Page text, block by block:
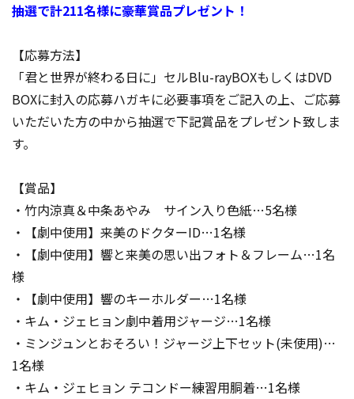
抽選で計211名様に豪華賞品プレゼント！
【応募方法】
「君と世界が終わる日に」セルBlu-rayBOXもしくはDVD
BOXに封入の応募ハガキに必要事項をご記入の上、ご応募
いただいた方の中から抽選で下記賞品をプレゼント致しま
す。
【賞品】
・竹内涼真＆中条あやみ サイン入り色紙…5名様
・【劇中使用】来美のドクターID…1名様
・【劇中使用】響と来美の思い出フォト＆フレーム…1名
様
・【劇中使用】響のキーホルダー…1名様
・キム・ジェヒョン劇中着用ジャージ…1名様
・ミンジュンとおそろい！ジャージ上下セット(未使用)…
1名様
・キム・ジェヒョン テコンドー練習用胴着…1名様